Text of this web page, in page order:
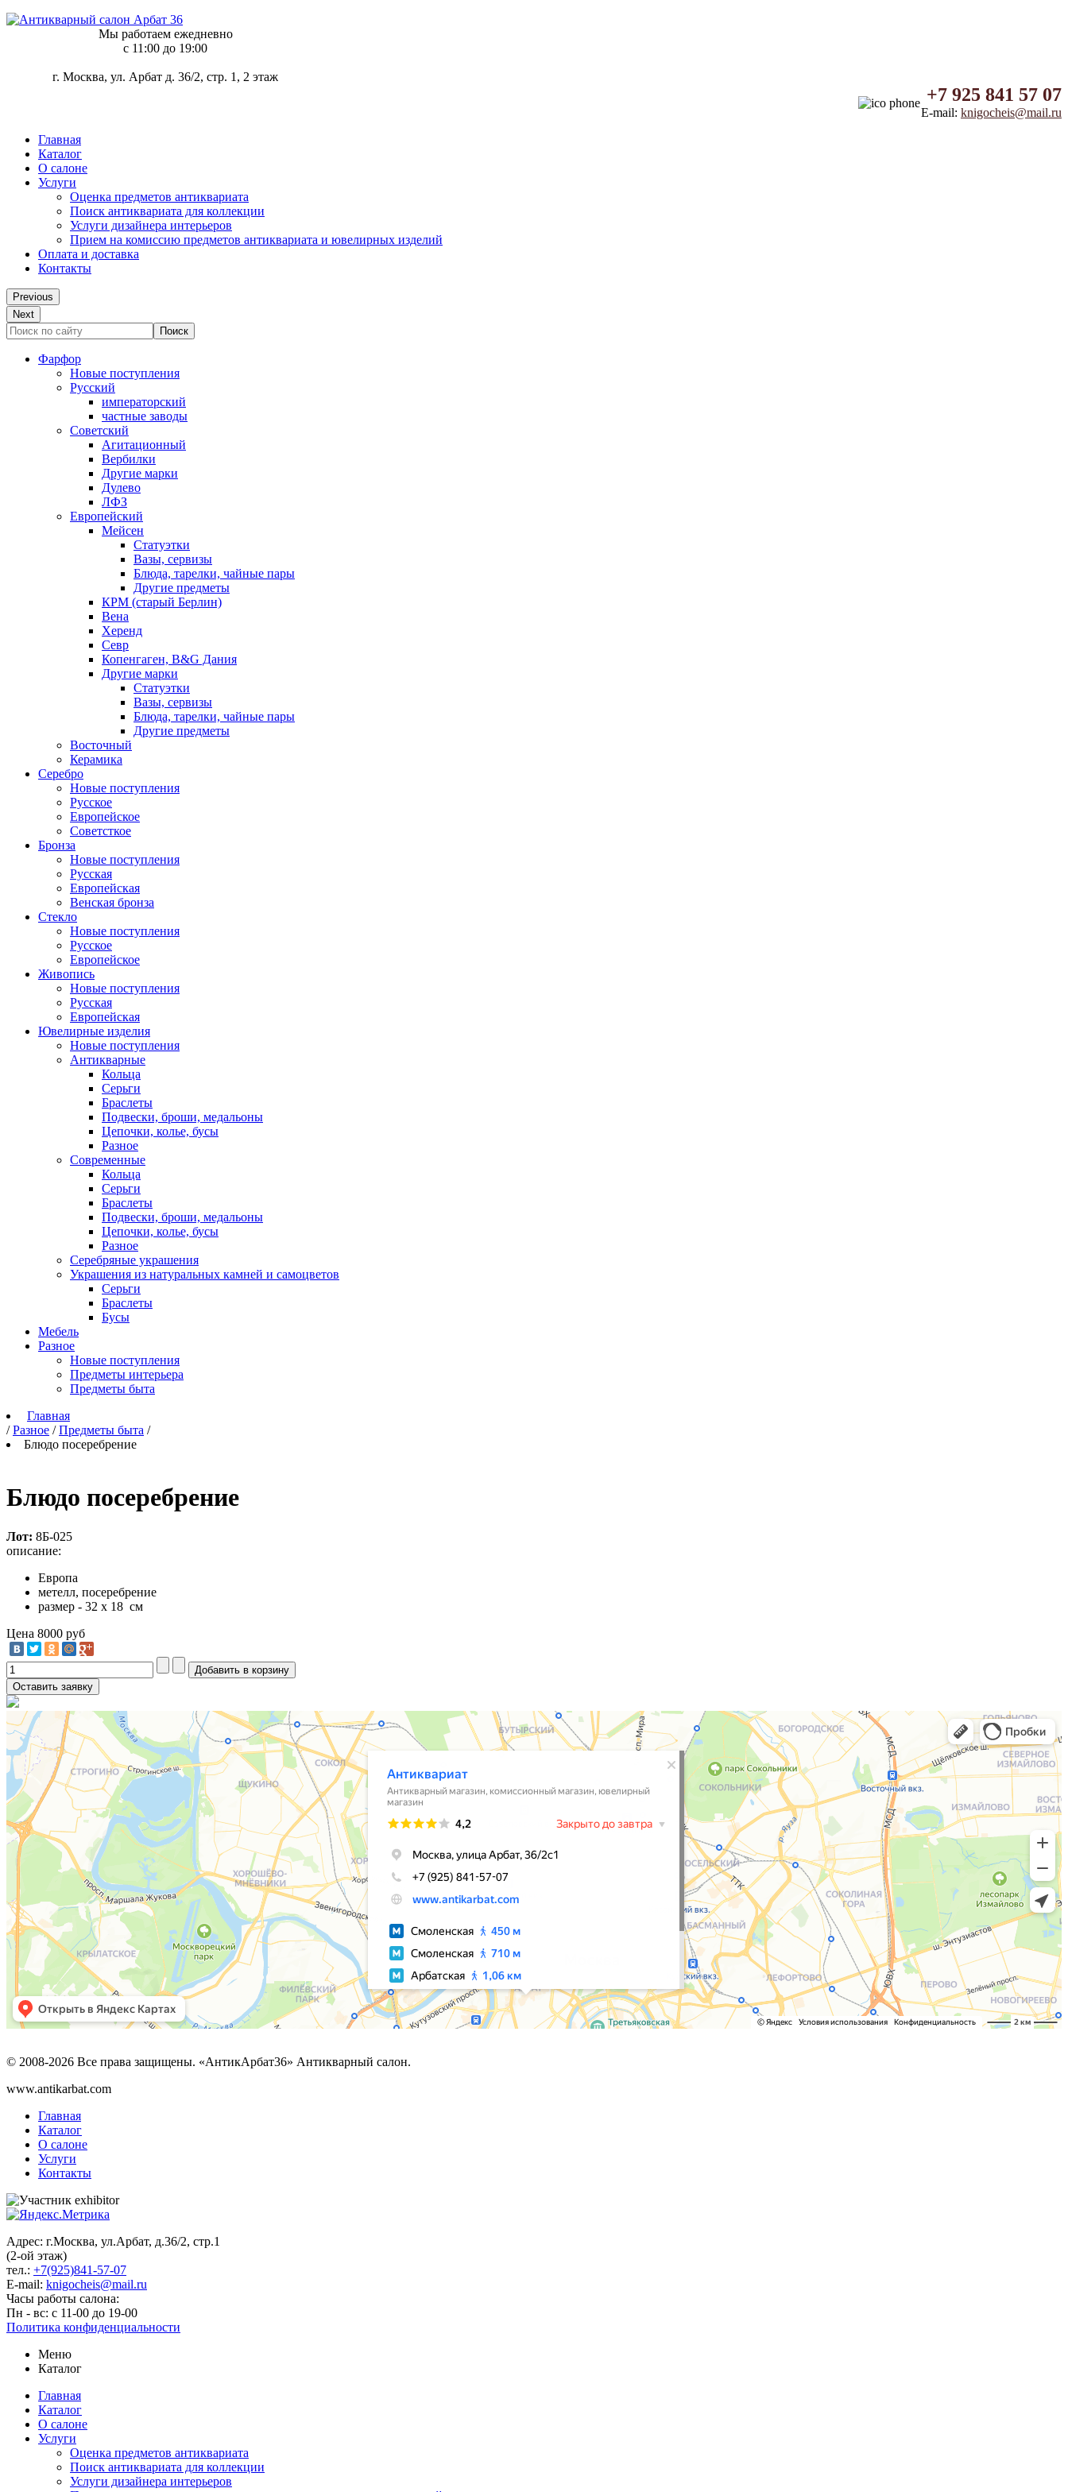
Мы работаем ежедневно
c 11:00 до 19:00
г. Москва, ул. Арбат д. 36/2, стр. 1, 2 этаж
+7 925 841 57 07
E-mail: knigocheis@mail.ru
Главная
Каталог
О салоне
Услуги
Оценка предметов антиквариата
Поиск антиквариата для коллекции
Услуги дизайнера интерьеров
Прием на комиссию предметов антиквариата и ювелирных изделий
Оплата и доставка
Контакты
Previous
Next
Фарфор
Новые поступления
Русский
императорский
частные заводы
Советский
Агитационный
Вербилки
Другие марки
Дулево
ЛФЗ
Европейский
Мейсен
Статуэтки
Вазы, сервизы
Блюда, тарелки, чайные пары
Другие предметы
КРМ (старый Берлин)
Вена
Херенд
Севр
Копенгаген, B&G Дания
Другие марки
Статуэтки
Вазы, сервизы
Блюда, тарелки, чайные пары
Другие предметы
Восточный
Керамика
Серебро
Новые поступления
Русское
Европейское
Советсткое
Бронза
Новые поступления
Русская
Европейская
Венская бронза
Стекло
Новые поступления
Русское
Европейское
Живопись
Новые поступления
Русская
Европейская
Ювелирные изделия
Новые поступления
Антикварные
Кольца
Серьги
Браслеты
Подвески, броши, медальоны
Цепочки, колье, бусы
Разное
Современные
Кольца
Серьги
Браслеты
Подвески, броши, медальоны
Цепочки, колье, бусы
Разное
Серебряные украшения
Украшения из натуральных камней и самоцветов
Серьги
Браслеты
Бусы
Мебель
Разное
Новые поступления
Предметы интерьера
Предметы быта
Главная
/ Разное / Предметы быта /
Блюдо посеребрение
Блюдо посеребрение
Лот: 8Б-025
описание:
Европа
метелл, посеребрение
размер - 32 х 18 см
Цена 8000 руб
© 2008-2026 Все права защищены. «АнтикАрбат36» Антикварный салон.
www.antikarbat.com
Главная
Каталог
О салоне
Услуги
Контакты
Адрес: г.Москва, ул.Арбат, д.36/2, стр.1
(2-ой этаж)
тел.: +7(925)841-57-07
E-mail: knigocheis@mail.ru
Часы работы салона:
Пн - вс: с 11-00 до 19-00
Политика конфиденциальности
Меню
Каталог
Главная
Каталог
О салоне
Услуги
Оценка предметов антиквариата
Поиск антиквариата для коллекции
Услуги дизайнера интерьеров